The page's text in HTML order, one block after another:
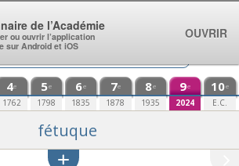
4e
1762
5e
1798
6e
1835
7e
1878
8e
1935
9e
2024
10e
E.C.
fétuque
de l’Académie
ou ouvrir l’application
sur Android et iOS
OUVRIR